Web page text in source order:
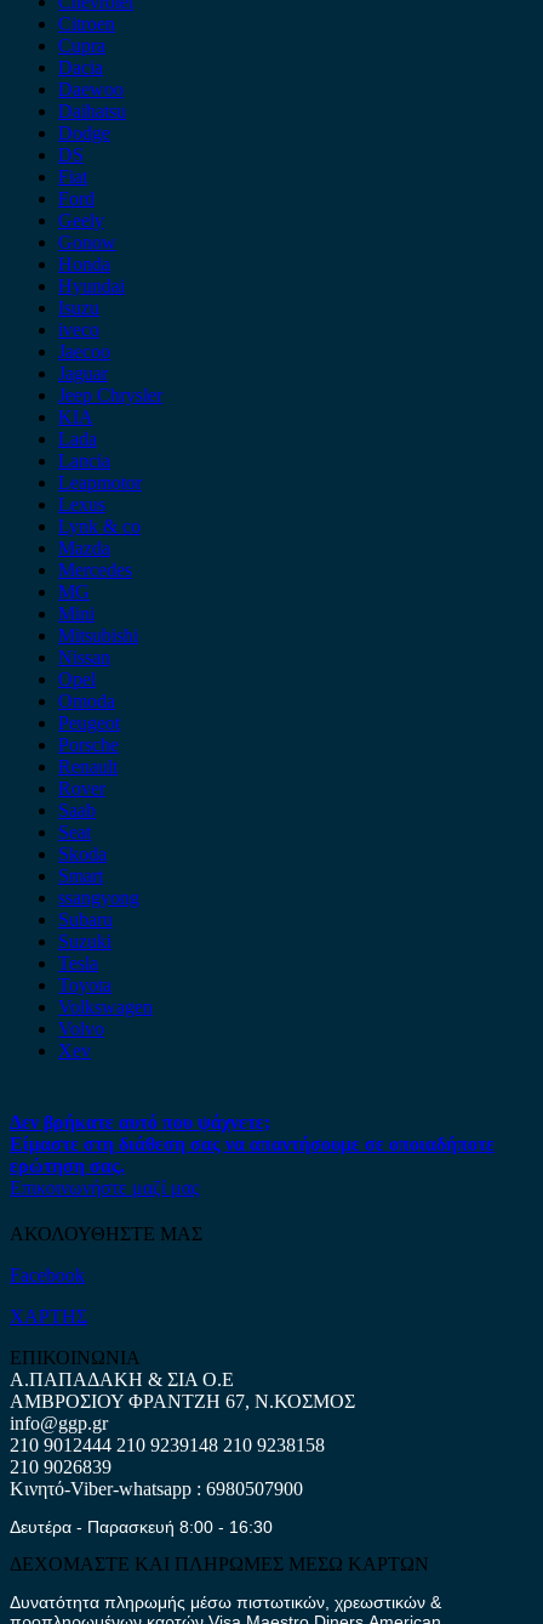
Citroen
Cupra
Dacia
Daewoo
Daihatsu
Dodge
DS
Fiat
Ford
Geely
Gonow
Honda
Hyundai
Isuzu
iveco
Jaecoo
Jaguar
Jeep Chrysler
KIA
Lada
Lancia
Leapmotor
Lexus
Lynk & co
Mazda
Mercedes
MG
Mini
Mitsubishi
Nissan
Opel
Omoda
Peugeot
Porsche
Renault
Rover
Saab
Seat
Skoda
Smart
ssangyong
Subaru
Suzuki
Tesla
Toyota
Volkswagen
Volvo
Xev
Δεν βρήκατε αυτό που ψάχνετε;
Είμαστε στη διάθεση σας να απαντήσουμε σε οποιαδήποτε
ερώτηση σας.
Επικοινωνήστε μαζί μας
ΑΚΟΛΟΥΘΗΣΤΕ ΜΑΣ
Facebook
ΧΑΡΤΗΣ
ΕΠΙΚΟΙΝΩΝΙΑ
Α.ΠΑΠΑΔΑΚΗ & ΣΙΑ Ο.Ε
ΑΜΒΡΟΣΙΟΥ ΦΡΑΝΤΖΗ 67, Ν.ΚΟΣΜΟΣ
info@ggp.gr
210 9012444 210 9239148 210 9238158
210 9026839
Κινητό-Viber-whatsapp : 6980507900
Δευτέρα - Παρασκευή 8:00 - 16:30
ΔΕΧΟΜΑΣΤΕ ΚΑΙ ΠΛΗΡΩΜΕΣ ΜΕΣΩ ΚΑΡΤΩΝ
Δυνατότητα πληρωμής μέσω πιστωτικών, χρεωστικών &